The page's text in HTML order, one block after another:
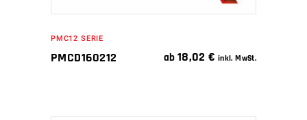
PMC12 SERIE
PMCD160212 ab 18,02€ inkl. MwSt.